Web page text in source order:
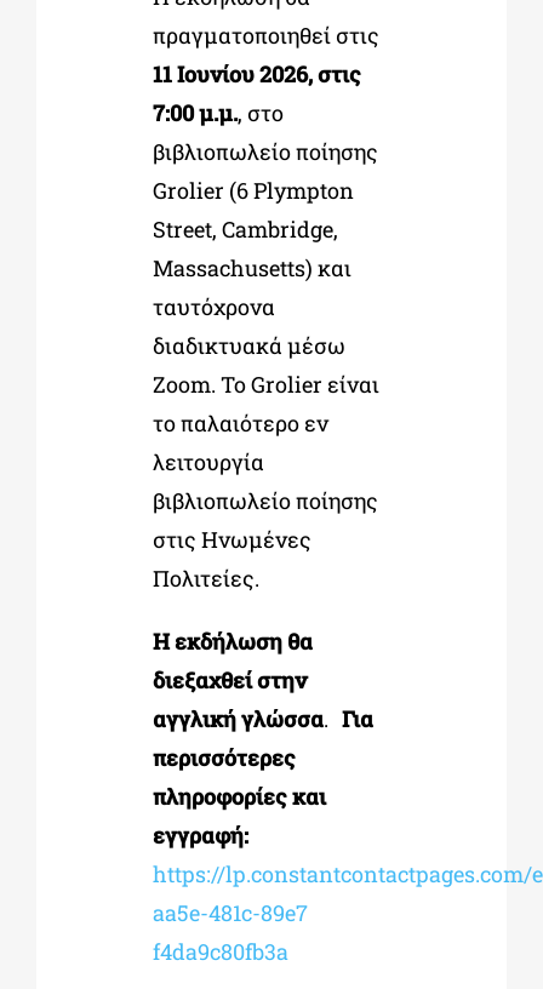
πραγματοποιηθεί στις
11 Ιουνίου 2026, στις
7:00 μ.μ., στο
βιβλιοπωλείο ποίησης
Grolier (6 Plympton
Street, Cambridge,
Massachusetts) και
ταυτόχρονα
διαδικτυακά μέσω
Zoom. Το Grolier είναι
το παλαιότερο εν
λειτουργία
βιβλιοπωλείο ποίησης
στις Ηνωμένες
Πολιτείες.
Η εκδήλωση θα
διεξαχθεί στην
αγγλική γλώσσα. Για
περισσότερες
πληροφορίες και
εγγραφή:
https://lp.constantcontactpages.com/
aa5e-481c-89e7
f4da9c80fb3a